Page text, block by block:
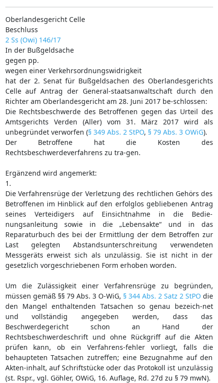
Oberlandesgericht Celle
Beschluss
2 Ss (Owi) 146/17
In der Bußgeldsache
gegen pp.
wegen einer Verkehrsordnungswidrigkeit
hat der 2. Senat für Bußgeldsachen des Oberlandesgerichts
Celle auf Antrag der General-staatsanwaltschaft durch den
Richter am Oberlandesgericht am 28. Juni 2017 be-schlossen:
Die Rechtsbeschwerde des Betroffenen gegen das Urteil des
Amtsgerichts Verden (Aller) vom 31. März 2017 wird als
unbegründet verworfen (§ 349 Abs. 2 StPO, § 79 Abs. 3 OWiG).
Der Betroffene hat die Kosten des
Rechtsbeschwerdeverfahrens zu tra-gen.
Ergänzend wird angemerkt:
1.
Die Verfahrensrüge der Verletzung des rechtlichen Gehörs des
Betroffenen im Hinblick auf den erfolglos gebliebenen Antrag
seines Verteidigers auf Einsichtnahme in die Bedie-
nungsanleitung sowie in die „Lebensakte“ und in das
Reparaturbuch des bei der Ermittlung der dem Betroffen zur
Last gelegten Abstandsunterschreitung verwendeten
Messgeräts erweist sich als unzulässig. Sie ist nicht in der
gesetzlich vorgeschriebenen Form erhoben worden.
Um die Zulässigkeit einer Verfahrensrüge zu begründen,
müssen gemäß §§ 79 Abs. 3 O-WiG, § 344 Abs. 2 Satz 2 StPO die
den Mangel enthaltenden Tatsachen so genau bezeich-net
und vollständig angegeben werden, dass das
Beschwerdegericht schon an Hand der
Rechtsbeschwerdeschrift und ohne Rückgriff auf die Akten
prüfen kann, ob ein Verfahrens-fehler vorliegt, falls die
behaupteten Tatsachen zutreffen; eine Bezugnahme auf den
Akten-inhalt, auf Schriftstücke oder das Protokoll ist unzulässig
(st. Rspr., vgl. Göhler, OWiG, 16. Auflage, Rd. 27d zu § 79 mwN).